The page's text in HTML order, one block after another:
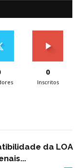
0
Inscritos
da LOA